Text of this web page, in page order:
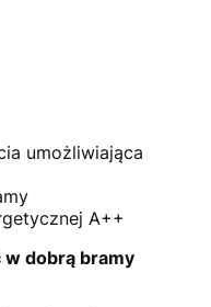
umożliwiająca
A++
dobrą bramy